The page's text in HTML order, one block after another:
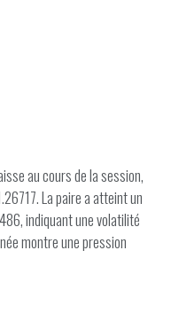
au cours de la session,
La paire a atteint un
indiquant une volatilité
montre une pression